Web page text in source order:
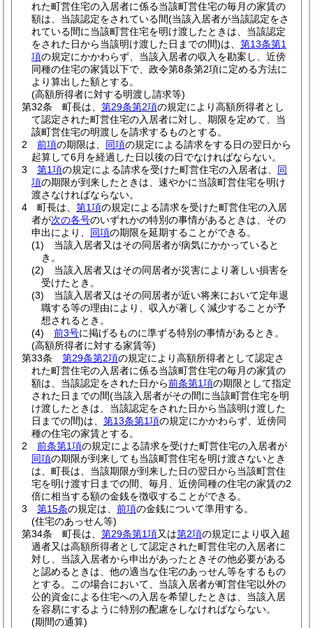
れた町営住宅の入居者に係る当該町営住宅の毎月の家賃の
額は、当該認定をされている間(当該入居者が当該認定をさ
れている間に当該町営住宅を明け渡したときは、当該認定
をされた日から当該明け渡した日までの間)は、 第13条第1
項の規定にかかわらず、当該入居者の収入を勘案し、近傍
同種の住宅の家賃以下で、政令第8条第2項に定める方法に
より算出した額とする。
(高額所得者に対する明渡し請求等)
第32条
町長は、 第29条第2項の規定により高額所得者とし
て認定された町営住宅の入居者に対し、期限を定めて、当
該町営住宅の明渡しを請求するものとする。
2
前項の期限は、 同項の規定による請求をする日の翌日から
起算して6月を経過した日以後の日でなければならない。
3
第1項の規定による請求を受けた町営住宅の入居者は、 同
項の期限が到来したときは、速やかに当該町営住宅を明け
渡さなければならない。
4
町長は、 第1項の規定による請求を受けた町営住宅の入居
者が次の各号のいずれかの特別の事情があるときは、その
申出により、 同項の期限を延期することができる。
(1)
当該入居者又はその同居者が病気にかかっていると
き。
(2)
当該入居者又はその同居者が災害により著しい損害を
受けたとき。
(3)
当該入居者又はその同居者が近い将来において定年退
職する等の理由により、収入が著しく減少することが予
想されるとき。
(4)
前3号に掲げるものに準ずる特別の事情があるとき。
(高額所得者に対する家賃等)
第33条
第29条第2項の規定により高額所得者として認定さ
れた町営住宅の入居者に係る当該町営住宅の毎月の家賃の
額は、当該認定をされた日から前条第1項の期限として指定
された日までの間(当該入居者がその間に当該町営住宅を明
け渡したときは、当該認定をされた日から当該明け渡した
日までの間)は、 第13条第1項の規定にかかわらず、近傍同
種の住宅の家賃とする。
2
前条第1項の規定による請求を受けた町営住宅の入居者が
同項の期限が到来しても当該町営住宅を明け渡さないとき
は、町長は、当該期限が到来した日の翌日から当該町営住
宅を明け渡す日までの間、毎月、近傍同種の住宅の家賃の2
倍に相当する額の金銭を徴収することができる。
3
第15条の規定は、 前項の金銭について準用する。
(住宅のあっせん等)
第34条
町長は、 第29条第1項又は第2項の規定により収入超
過者又は高額所得者として認定された町営住宅の入居者に
対し、当該入居者から申出があったときその他必要がある
と認めるときは、他の適当な住宅のあっせん等をするもの
とする。
この場合において、当該入居者が町営住宅以外の
公的資金による住宅への入居を希望したときは、当該入居
を容易にするように特別の配慮をしなければならない。
(期間の通算)